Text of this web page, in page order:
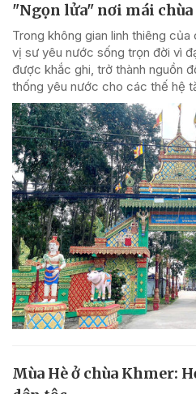
"Ngọn lửa" nơi mái chùa
Trong không gian linh thiêng
vị sư yêu nước sống trọn đời vì
được khắc ghi, trở thành nguồn
thống yêu nước cho các thế hệ
Mùa Hè ở chùa Khmer: